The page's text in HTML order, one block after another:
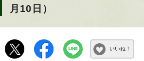
月10日）
いいね！